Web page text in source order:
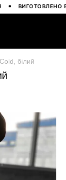
ВИГОТОВЛЕНО В
білий